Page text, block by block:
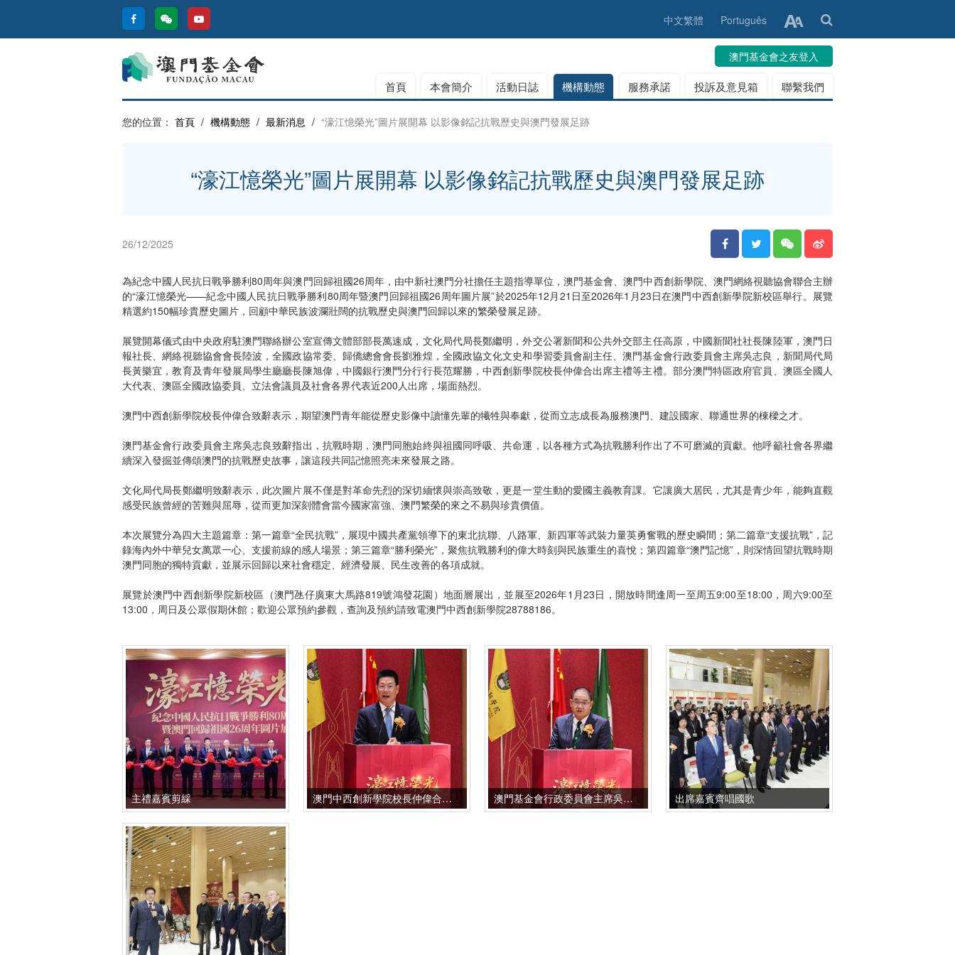
中文繁體 Português
澳門基金會之友登入
首頁 本會簡介 活動日誌 機構動態 服務承諾 投訴及意見箱 聯繫我們
您的位置： 首頁 / 機構動態 / 最新消息 / “濠江憶榮光”圖片展開幕 以影像銘記抗戰歷史與澳門發展足跡
“濠江憶榮光”圖片展開幕 以影像銘記抗戰歷史與澳門發展足跡
26/12/2025
為紀念中國人民抗日戰爭勝利80周年與澳門回歸祖國26周年，由中新社澳門分社擔任主題指導單位，澳門基金會、澳門中西創新學院、澳門網絡視聽協會聯合主辦
的“濠江憶榮光——紀念中國人民抗日戰爭勝利80周年暨澳門回歸祖國26周年圖片展”於2025年12月21日至2026年1月23日在澳門中西創新學院新校區舉行。展覽
精選約150幅珍貴歷史圖片，回顧中華民族波瀾壯闊的抗戰歷史與澳門回歸以來的繁榮發展足跡。
展覽開幕儀式由中央政府駐澳門聯絡辦公室宣傳文體部部長萬速成，文化局代局長鄭繼明，外交公署新聞和公共外交部主任高原，中國新聞社社長陳陸軍，澳門日
報社長、網絡視聽協會會長陸波，全國政協常委、歸僑總會會長劉雅煌，全國政協文化文史和學習委員會副主任、澳門基金會行政委員會主席吳志良，新聞局代局
長黃樂宜，教育及青年發展局學生廳廳長陳旭偉，中國銀行澳門分行行長范耀勝，中西創新學院校長仲偉合出席主禮等主禮。部分澳門特區政府官員、澳區全國人
大代表、澳區全國政協委員、立法會議員及社會各界代表近200人出席，場面熱烈。
澳門中西創新學院校長仲偉合致辭表示，期望澳門青年能從歷史影像中讀懂先輩的犧牲與奉獻，從而立志成長為服務澳門、建設國家、聯通世界的棟樑之才。
澳門基金會行政委員會主席吳志良致辭指出，抗戰時期，澳門同胞始終與祖國同呼吸、共命運，以各種方式為抗戰勝利作出了不可磨滅的貢獻。他呼籲社會各界繼
續深入發掘並傳頌澳門的抗戰歷史故事，讓這段共同記憶照亮未來發展之路。
文化局代局長鄭繼明致辭表示，此次圖片展不僅是對革命先烈的深切緬懷與崇高致敬，更是一堂生動的愛國主義教育課。它讓廣大居民，尤其是青少年，能夠直觀
感受民族曾經的苦難與屈辱，從而更加深刻體會當今國家富強、澳門繁榮的來之不易與珍貴價值。
本次展覽分為四大主題篇章：第一篇章“全民抗戰”，展現中國共產黨領導下的東北抗聯、八路軍、新四軍等武裝力量英勇奮戰的歷史瞬間；第二篇章“支援抗戰”，記
錄海內外中華兒女萬眾一心、支援前線的感人場景；第三篇章“勝利榮光”，聚焦抗戰勝利的偉大時刻與民族重生的喜悅；第四篇章“澳門記憶”，則深情回望抗戰時期
澳門同胞的獨特貢獻，並展示回歸以來社會穩定、經濟發展、民生改善的各項成就。
展覽於澳門中西創新學院新校區（澳門氹仔廣東大馬路819號鴻發花園）地面層展出，並展至2026年1月23日，開放時間逢周一至周五9:00至18:00，周六9:00至
13:00，周日及公眾假期休館；歡迎公眾預約參觀，查詢及預約請致電澳門中西創新學院28788186。
主禮嘉賓剪綵 澳門中西創新學院校長仲偉合致辭 澳門基金會行政委員會主席吳志良致辭 出席嘉賓齊唱國歌